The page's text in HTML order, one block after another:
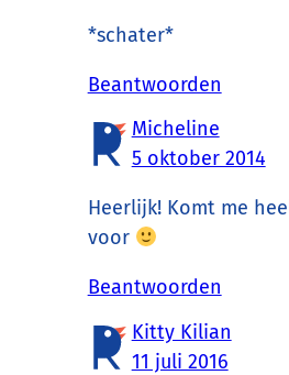
*schater*
Beantwoorden
Micheline
5 oktober 2014
Heerlijk! Komt me
voor
Beantwoorden
Kitty Kilian
11 juli 2016